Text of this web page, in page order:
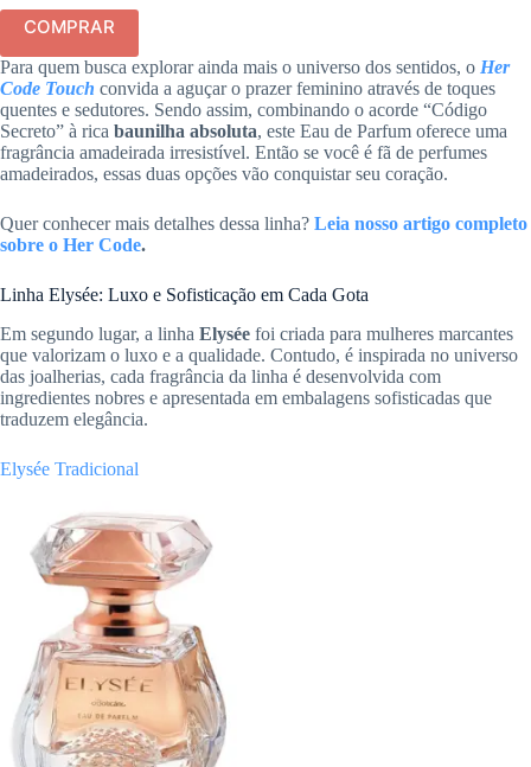
COMPRAR
Para quem busca explorar ainda mais o universo dos sentidos, o Her
Code Touch convida a aguçar o prazer feminino através de toques
quentes e sedutores. Sendo assim, combinando o acorde “Código
Secreto” à rica baunilha absoluta, este Eau de Parfum oferece uma
fragrância amadeirada irresistível. Então se você é fã de perfumes
amadeirados, essas duas opções vão conquistar seu coração.
Quer conhecer mais detalhes dessa linha? Leia nosso artigo completo
sobre o Her Code.
Linha Elysée: Luxo e Sofisticação em Cada Gota
Em segundo lugar, a linha Elysée foi criada para mulheres marcantes
que valorizam o luxo e a qualidade. Contudo, é inspirada no universo
das joalherias, cada fragrância da linha é desenvolvida com
ingredientes nobres e apresentada em embalagens sofisticadas que
traduzem elegância.
Elysée Tradicional